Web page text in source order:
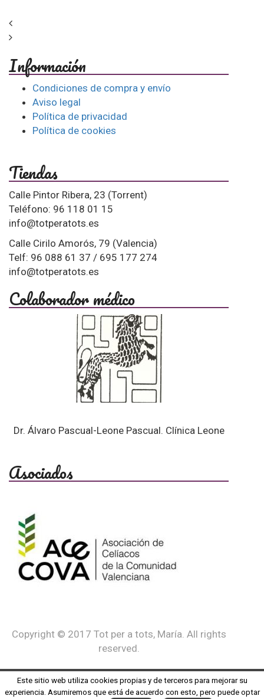
Información
Condiciones de compra y envío
Aviso legal
Política de privacidad
Política de cookies
Tiendas
Calle Pintor Ribera, 23 (Torrent)
Teléfono: 96 118 01 15
info@totperatots.es
Calle Cirilo Amorós, 79 (Valencia)
Telf: 96 088 61 37 / 695 177 274
info@totperatots.es
Colaborador médico
Dr. Álvaro Pascual-Leone Pascual. Clínica Leone
Asociados
Copyright © 2017 Tot per a tots, María. All rights
reserved.
Este sitio web utiliza cookies propias y de terceros para mejorar su
experiencia. Asumiremos que está de acuerdo con esto, pero puede optar